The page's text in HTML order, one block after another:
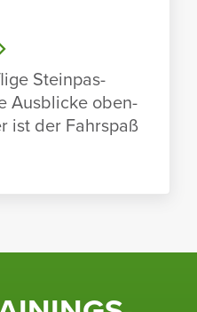
Stein­pas­
Ausblicke oben­
ist der Fahr­spaß